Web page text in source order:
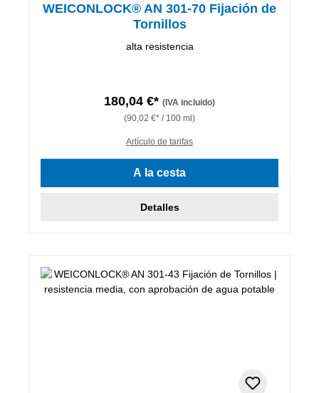
WEICONLOCK® AN 301-70 Fijación de
Tornillos
alta resistencia
180,04 €* (IVA incluido)
(90,02 €* / 100 ml)
Artículo de tarifas
A la cesta
Detalles